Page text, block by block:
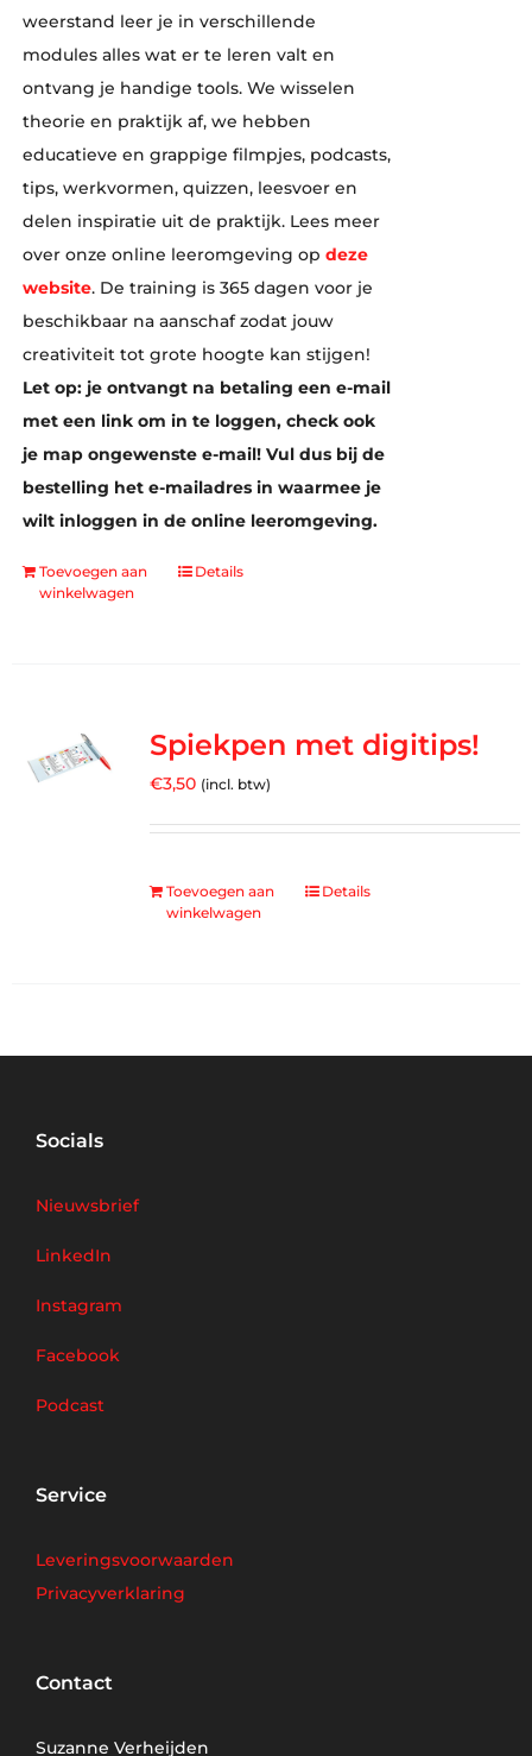
weerstand leer je in verschillende
modules alles wat er te leren valt en
ontvang je handige tools. We wisselen
theorie en praktijk af, we hebben
educatieve en grappige filmpjes, podcasts,
tips, werkvormen, quizzen, leesvoer en
delen inspiratie uit de praktijk. Lees meer
over onze online leeromgeving op deze
website. De training is 365 dagen voor je
beschikbaar na aanschaf zodat jouw
creativiteit tot grote hoogte kan stijgen!
Let op: je ontvangt na betaling een e-mail
met een link om in te loggen, check ook
je map ongewenste e-mail! Vul dus bij de
bestelling het e-mailadres in waarmee je
wilt inloggen in de online leeromgeving.
Toevoegen aan
winkelwagen
Details
Spiekpen met digitips!
€3,50 (incl. btw)
Toevoegen aan
winkelwagen
Details
Socials
Nieuwsbrief
LinkedIn
Instagram
Facebook
Podcast
Service
Leveringsvoorwaarden
Privacyverklaring
Contact
Suzanne Verheijden